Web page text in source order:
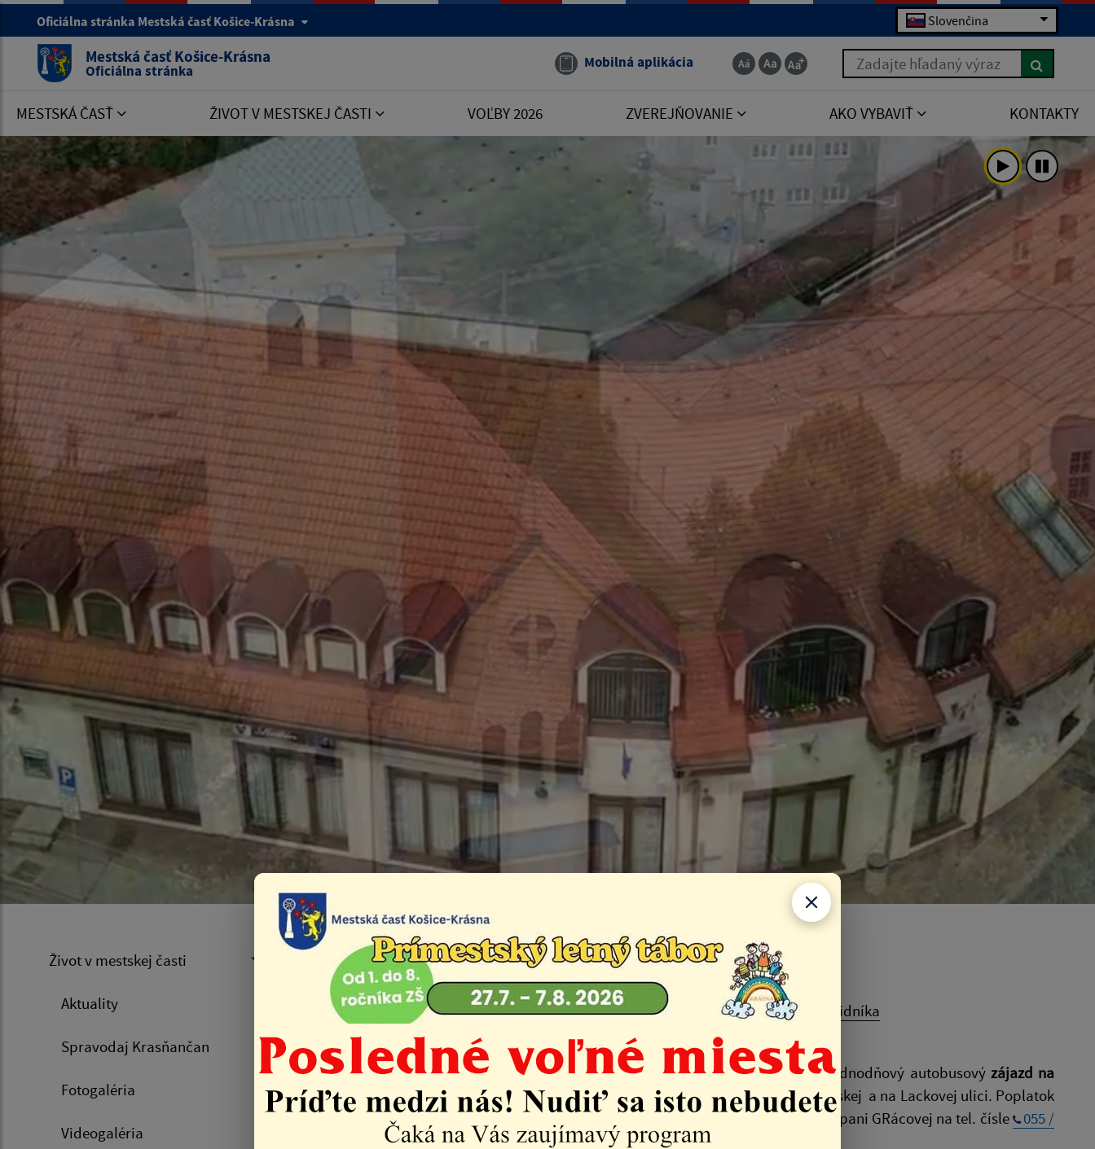
Oficiálna stránka Mestská časť Košice-Krásna Slovenčina
Mestská časť Košice-Krásna
Oficiálna stránka Mobilná aplikácia Zadajte hľadaný výraz
MESTSKÁ ČASŤ ŽIVOT V MESTSKEJ ČASTI VOĽBY 2026 ZVEREJŇOVANIE AKO VYBAVIŤ KONTAKTY
Život v mestskej časti
Aktuality
Spravodaj Krasňančan
Fotogaléria
Videogaléria
Výlet na Duklu a do Svidníka
Úvod Život v mestskej časti Klub seniorov Krásna Výlet na Duklu a do Svidníka
Klub seniorov mestskej časti Košice-Krásna organizuje dňa27.septembra 2023jednodňový autobusový zájazd na
Duklu a do Svidníka. Odchod autobusu bude o 8.00 hod. zo zastávok MHD na Opátskej a na Lackovej ulici. Poplatok
pre členov klubu je 3,- EUR, pre nečlenov 8,- EUR. Záujemcovia sa môžu prihlásiť u pani GRácovej na tel. čísle
055 /